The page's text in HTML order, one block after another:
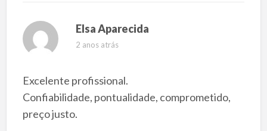
Elsa Aparecida
2 anos atrás
Excelente profissional.
Confiabilidade, pontualidade, comprometido,
preço justo.